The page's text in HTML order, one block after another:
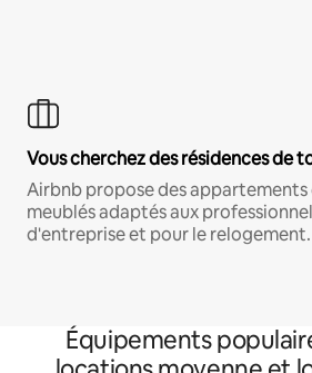
Vous cherchez des résidences de
Airbnb propose des
meublés adaptés aux
d'entreprise et pour le relogement.
Équipements